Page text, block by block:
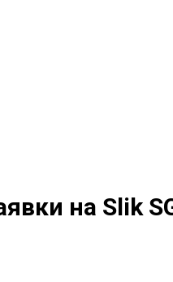
на Slik